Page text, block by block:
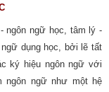
ngôn ngữ học, tâm lý -
dụng học, bởi lẽ tất
ký hiệu ngôn ngữ với
ngôn ngữ như một hệ